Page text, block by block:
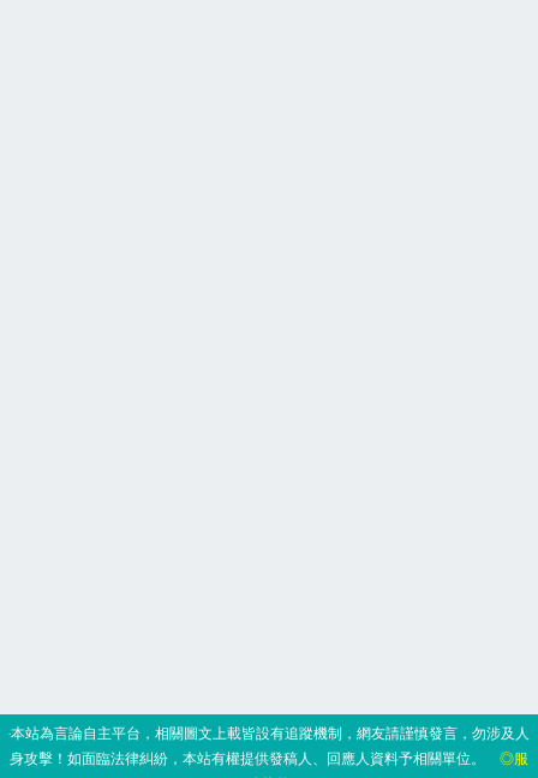
‧本站為言論自主平台，相關圖文上載皆設有追蹤機制，網友請謹慎發言，勿涉及人
身攻擊！如面臨法律糾紛，本站有權提供發稿人、回應人資料予相關單位。 ◎服